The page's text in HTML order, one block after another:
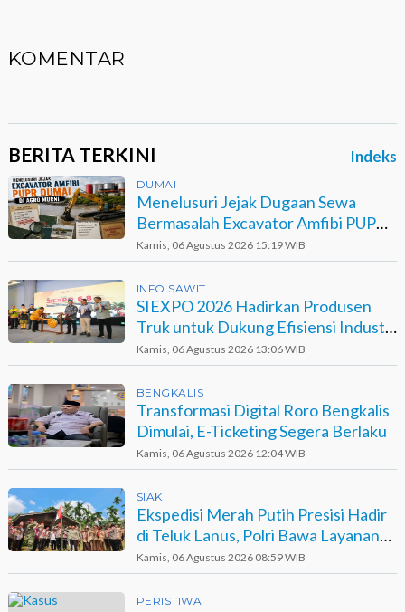
KOMENTAR
BERITA TERKINI Indeks
DUMAI
Menelusuri Jejak Dugaan Sewa
Bermasalah Excavator Amfibi PUPR
Dumai di Agro Murni
Kamis, 06 Agustus 2026 15:19 WIB
INFO SAWIT
SIEXPO 2026 Hadirkan Produsen
Truk untuk Dukung Efisiensi Industri
Sawit
Kamis, 06 Agustus 2026 13:06 WIB
BENGKALIS
Transformasi Digital Roro Bengkalis
Dimulai, E-Ticketing Segera Berlaku
Kamis, 06 Agustus 2026 12:04 WIB
SIAK
Ekspedisi Merah Putih Presisi Hadir
di Teluk Lanus, Polri Bawa Layanan
dan Harapan
Kamis, 06 Agustus 2026 08:59 WIB
PERISTIWA